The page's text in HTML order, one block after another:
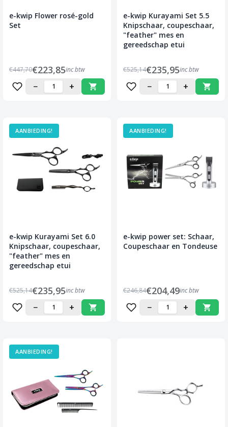
e-kwip Flower rosé-gold
Set
€447,70€223,85inc btw
− +
e-kwip Kurayami Set 5.5
Knipschaar, coupeschaar,
"feather" mes en
gereedschap etui
€525,14€235,95inc btw
− +
AANBIEDING!
e-kwip Kurayami Set 6.0
Knipschaar, coupeschaar,
"feather" mes en
gereedschap etui
€525,14€235,95inc btw
− +
AANBIEDING!
e-kwip power set: Schaar,
Coupeschaar en Tondeuse
€246,84€204,49inc btw
− +
AANBIEDING!